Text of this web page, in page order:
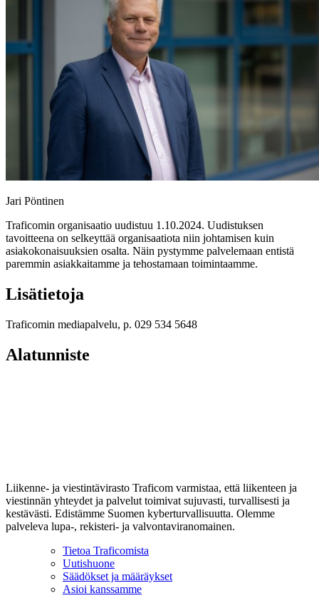
Jari Pöntinen
Traficomin organisaatio uudistuu 1.10.2024. Uudistuksen
tavoitteena on selkeyttää organisaatiota niin johtamisen kuin
asiakokonaisuuksien osalta. Näin pystymme palvelemaan entistä
paremmin asiakkaitamme ja tehostamaan toimintaamme.
Lisätietoja
Traficomin mediapalvelu, p. 029 534 5648
Alatunniste
Liikenne- ja viestintävirasto Traficom varmistaa, että liikenteen ja
viestinnän yhteydet ja palvelut toimivat sujuvasti, turvallisesti ja
kestävästi. Edistämme Suomen kyberturvallisuutta. Olemme
palveleva lupa-, rekisteri- ja valvontaviranomainen.
Tietoa Traficomista
Uutishuone
Säädökset ja määräykset
Asioi kanssamme